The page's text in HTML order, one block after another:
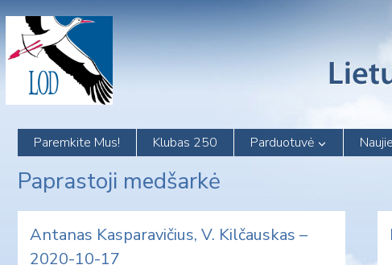
content
Paremkite Mus! Klubas 250 Parduotuvė
Paprastoji medšarkė
Antanas Kasparavičius, V. Kilčauskas –
2020-10-17